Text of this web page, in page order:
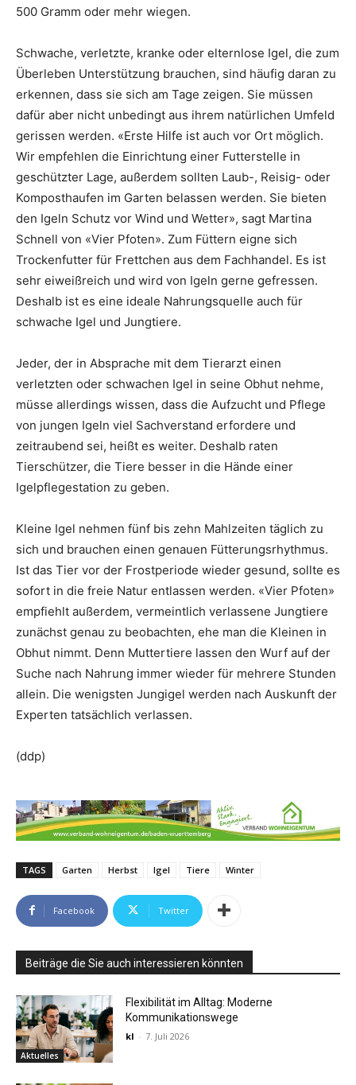
500 Gramm oder mehr wiegen.
Schwache, verletzte, kranke oder elternlose Igel, die zum
Überleben Unterstützung brauchen, sind häufig daran zu
erkennen, dass sie sich am Tage zeigen. Sie müssen
dafür aber nicht unbedingt aus ihrem natürlichen Umfeld
gerissen werden. «Erste Hilfe ist auch vor Ort möglich.
Wir empfehlen die Einrichtung einer Futterstelle in
geschützter Lage, außerdem sollten Laub-, Reisig- oder
Komposthaufen im Garten belassen werden. Sie bieten
den Igeln Schutz vor Wind und Wetter», sagt Martina
Schnell von «Vier Pfoten». Zum Füttern eigne sich
Trockenfutter für Frettchen aus dem Fachhandel. Es ist
sehr eiweißreich und wird von Igeln gerne gefressen.
Deshalb ist es eine ideale Nahrungsquelle auch für
schwache Igel und Jungtiere.
Jeder, der in Absprache mit dem Tierarzt einen
verletzten oder schwachen Igel in seine Obhut nehme,
müsse allerdings wissen, dass die Aufzucht und Pflege
von jungen Igeln viel Sachverstand erfordere und
zeitraubend sei, heißt es weiter. Deshalb raten
Tierschützer, die Tiere besser in die Hände einer
Igelpflegestation zu geben.
Kleine Igel nehmen fünf bis zehn Mahlzeiten täglich zu
sich und brauchen einen genauen Fütterungsrhythmus.
Ist das Tier vor der Frostperiode wieder gesund, sollte es
sofort in die freie Natur entlassen werden. «Vier Pfoten»
empfiehlt außerdem, vermeintlich verlassene Jungtiere
zunächst genau zu beobachten, ehe man die Kleinen in
Obhut nimmt. Denn Muttertiere lassen den Wurf auf der
Suche nach Nahrung immer wieder für mehrere Stunden
allein. Die wenigsten Jungigel werden nach Auskunft der
Experten tatsächlich verlassen.
(ddp)
TAGS Garten Herbst Igel Tiere Winter
Facebook Twitter
Beiträge die Sie auch interessieren könnten
Aktuelles
Flexibilität im Alltag: Moderne
Kommunikationswege
kl - 7. Juli 2026